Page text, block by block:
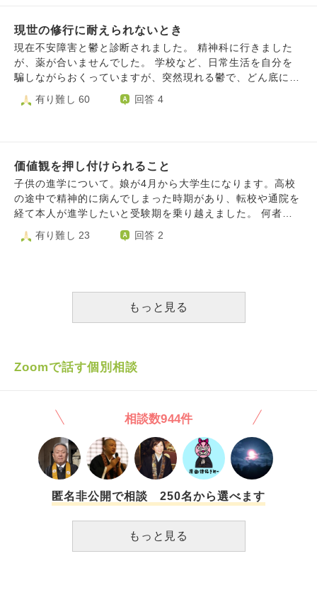
ダは説いたのではないでしょうか？ 生かじりの知識なので
解釈を間違っているかもしれません。分かりやすく解説して
いただけないでしょうか？
現世の修行に耐えられないとき
現在不安障害と鬱と診断されました。 精神科に行きました
が、薬が合いませんでした。 学校など、日常生活を自分を
騙しながらおくっていますが、突然現れる鬱で、どん底に落
とされ、あまりにもつらすぎます。 日常の活動をセーブす
ると、より自己嫌悪に陥るので、今までの積み上げを失うの
る人は、たくさんいると思いますが、私にとっては、毎日希
望がなく、世界が暗く、つらいです。 現世の修行に耐えら
れなくなった場合、仏教では、どうなりますか？
有り難し 60 回答 4
価値観を押し付けられること
子供の進学について。娘が4月から大学生になります。高校
の途中で精神的に病んでしまった時期があり、転校や通院を
経て本人が進学したいと受験期を乗り越えました。 何者か
になるかよりも4年間自分と向き合えたらという気持ちでの
進学です。京都や鎌倉で寺院を訪れたりするのが好きで、大
るのかなどと思うかもしれません。そして、実際そう言われ
時期を目の当たりにしていないので分かってもらおうとも思
っていませんし、今後も薄いお付き合いでと私は思っていま
刺さってしまい、モヤモヤしてしまうのも正直なところで
す。何かを変えようとは思っていません。私自身これまでや
ってきた事、娘や息子へのサポートも考え方は人それぞれで
すので他人の意見は否定しませんし、聞きますが、受け入れ
難い事はスルーしていこうとも思っています。その過程で、
今回の様に価値観を押し付けられるような状況で、改めて私
主人は娘のこれまでの状況や過程を知っているので、そうい
う発言をする人には実際には言いませんが、もちろん怒って
有り難し 23 回答 2
もっと見る
Zoomで話す個別相談
相談数944件
匿名非公開で相談 250名から選べます
もっと見る